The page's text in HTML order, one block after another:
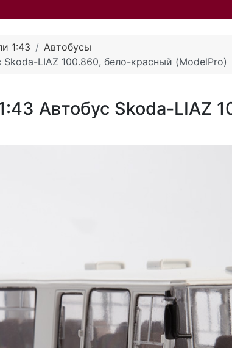
1:43
Автобусы
LIAZ 100.860, бело-красный (ModelPro)
Автобус Skoda-LIAZ